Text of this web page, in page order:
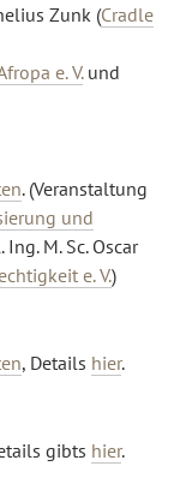
Zunk (Cradle
e. V.und
. (Veranstaltung
und
M. Sc. Oscar
e. V.)
, Details hier.
gibts hier.